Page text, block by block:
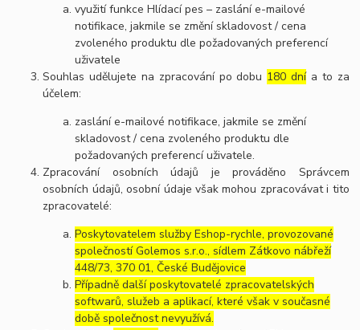
využití funkce Hlídací pes – zaslání e-mailové
notifikace, jakmile se změní skladovost / cena
zvoleného produktu dle požadovaných preferencí
uživatele
Souhlas udělujete na zpracování po dobu 180 dnía to za
účelem:
zaslání e-mailové notifikace, jakmile se změní
skladovost / cena zvoleného produktu dle
požadovaných preferencí uživatele.
Zpracování osobních údajů je prováděno Správcem
osobních údajů, osobní údaje však mohou zpracovávat i tito
zpracovatelé:
Poskytovatelem služby Eshop-rychle, provozované
společností Golemos s.r.o., sídlem Zátkovo nábřeží
448/73, 370 01, České Budějovice
Případně další poskytovatelé zpracovatelských
softwarů, služeb a aplikací, které však v současné
době společnost nevyužívá.